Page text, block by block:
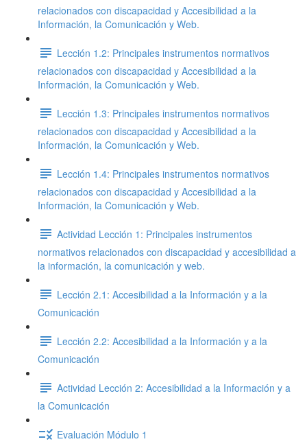
relacionados con discapacidad y Accesibilidad a la
Información, la Comunicación y Web.
Lección 1.2: Principales instrumentos normativos
relacionados con discapacidad y Accesibilidad a la
Información, la Comunicación y Web.
Lección 1.3: Principales instrumentos normativos
relacionados con discapacidad y Accesibilidad a la
Información, la Comunicación y Web.
Lección 1.4: Principales instrumentos normativos
relacionados con discapacidad y Accesibilidad a la
Información, la Comunicación y Web.
Actividad Lección 1: Principales instrumentos
normativos relacionados con discapacidad y accesibilidad a
la información, la comunicación y web.
Lección 2.1: Accesibilidad a la Información y a la
Comunicación
Lección 2.2: Accesibilidad a la Información y a la
Comunicación
Actividad Lección 2: Accesibilidad a la Información y a
la Comunicación
Evaluación Módulo 1